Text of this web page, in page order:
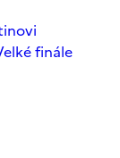
finále